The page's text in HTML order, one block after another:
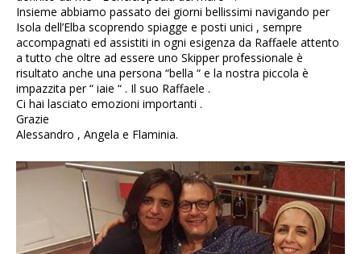
Insieme abbiamo passato dei giorni bellissimi navigando per
Isola dell’Elba scoprendo spiagge e posti unici , sempre
accompagnati ed assistiti in ogni esigenza da Raffaele attento
a tutto che oltre ad essere uno Skipper professionale è
risultato anche una persona “bella “ e la nostra piccola è
impazzita per “ iaie “ . Il suo Raffaele .
Ci hai lasciato emozioni importanti .
Grazie
Alessandro , Angela e Flaminia.